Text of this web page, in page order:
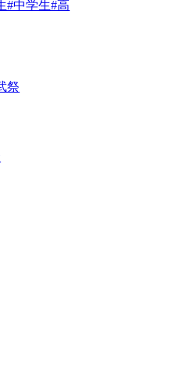
#中学生#高
祭